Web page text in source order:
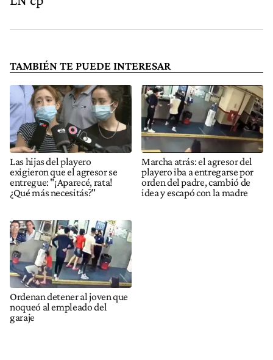
TAMBIÉN TE PUEDE INTERESAR
Las hijas del playero
exigieron que el agresor se
entregue: "¡Aparecé, rata!
¿Qué más necesitás?"
Marcha atrás: el agresor del
playero iba a entregarse por
orden del padre, cambió de
idea y escapó con la madre
Ordenan detener al joven que
noqueó al empleado del
garaje